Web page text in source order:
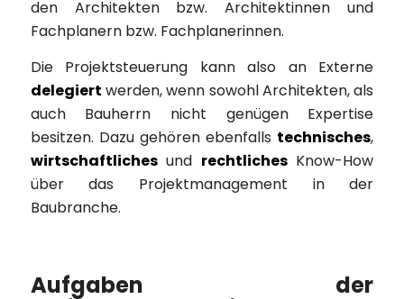
den Architekten bzw. Architektinnen und
Fachplanern bzw. Fachplanerinnen.
Die Projektsteuerung kann also an Externe
delegiert werden, wenn sowohl Architekten, als
auch Bauherrn nicht genügen Expertise
besitzen. Dazu gehören ebenfalls technisches,
wirtschaftlichesund rechtlichesKnow-How
über das Projektmanagement in der
Baubranche.
Aufgaben der